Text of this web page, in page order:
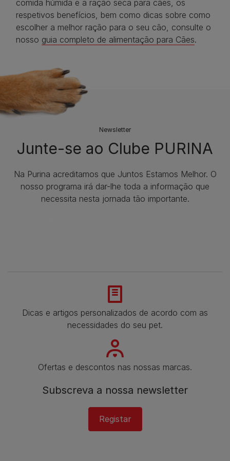
comida húmida e a ração seca para cães, os
respetivos benefícios, bem como dicas sobre como
escolher a melhor ração para o seu cão, consulte o
nosso guia completo de alimentação para Cães.
Newsletter
Junte-se ao Clube PURINA
Na Purina acreditamos que Juntos Estamos Melhor. O
nosso programa irá dar-lhe toda a informação que
necessita nesta jornada tão importante.
Dicas e artigos personalizados de acordo com as
necessidades do seu pet.
Ofertas e descontos nas nossas marcas.
Subscreva a nossa newsletter​
Registar